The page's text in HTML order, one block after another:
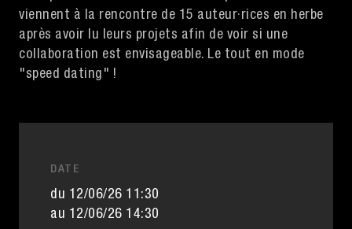
viennent à la rencontre de 15 auteur·rices en herbe
après avoir lu leurs projets afin de voir si une
collaboration est envisageable. Le tout en mode
"speed dating" !
DATE
du 12/06/26 11:30
au 12/06/26 14:30